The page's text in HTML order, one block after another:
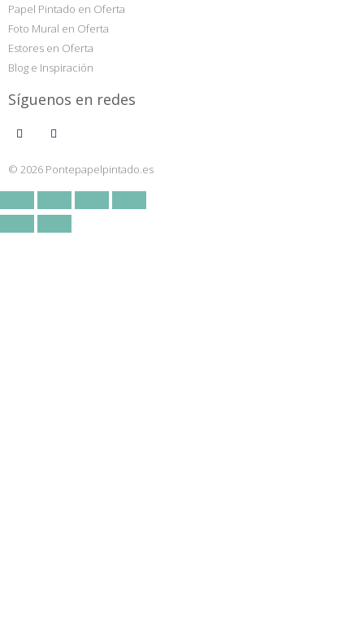
Papel Pintado en Oferta
Foto Mural en Oferta
Estores en Oferta
Blog e Inspiración
Síguenos en redes
© 2026 Pontepapelpintado.es